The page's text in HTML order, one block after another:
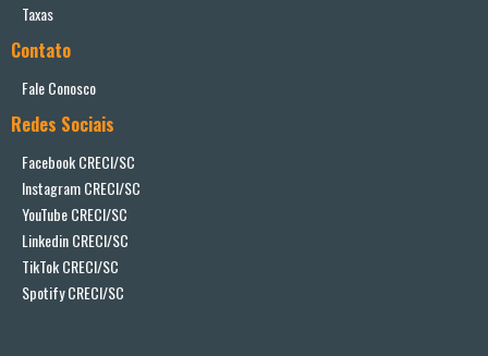
Taxas
Contato
Fale Conosco
Redes Sociais
Facebook CRECI/SC
Instagram CRECI/SC
YouTube CRECI/SC
Linkedin CRECI/SC
TikTok CRECI/SC
Spotify CRECI/SC